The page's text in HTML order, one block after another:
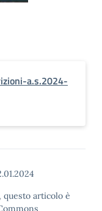
a.s.2024-
questo articolo è